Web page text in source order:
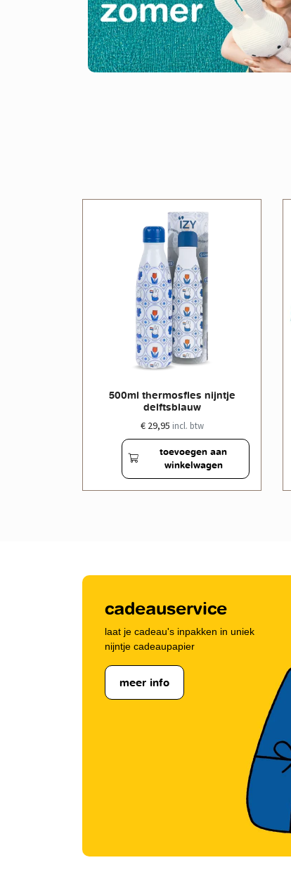
500ml thermosfles nijntje
delftsblauw
€ 29,95 incl. btw
toevoegen aan
winkelwagen
cadeauservice
laat je cadeau's inpakken in uniek
nijntje cadeaupapier
meer info